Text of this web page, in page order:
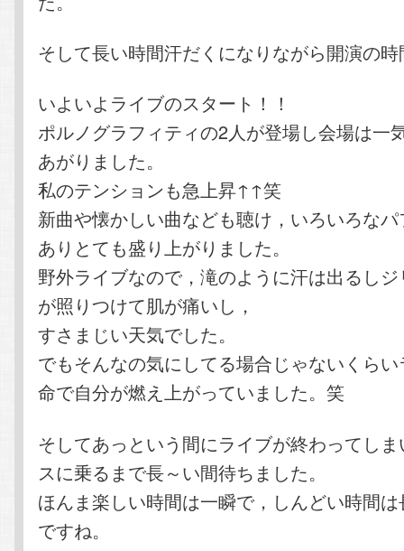
そして長い時間汗だくになりながら開演の
いよいよライブのスタート！！
ポルノグラフィティの2人が登場し会場は一
あがりました。
私のテンションも急上昇↑↑笑
新曲や懐かしい曲なども聴け，いろいろな
ありとても盛り上がりました。
野外ライブなので，滝のように汗は出るし
が照りつけて肌が痛いし，
すさまじい天気でした。
でもそんなの気にしてる場合じゃないくら
命で自分が燃え上がっていました。笑
そしてあっという間にライブが終わってし
スに乗るまで長～い間待ちました。
ほんま楽しい時間は一瞬で，しんどい時間
ですね。